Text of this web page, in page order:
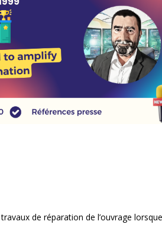
de réparation de l’ouvrage